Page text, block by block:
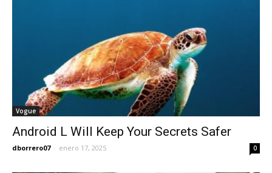
Vogue
Android L Will Keep Your Secrets Safer
dborrero07 - enero 17, 2025 0